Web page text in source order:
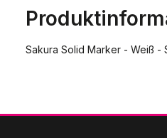
Sakura Solid Marker - Weiß -